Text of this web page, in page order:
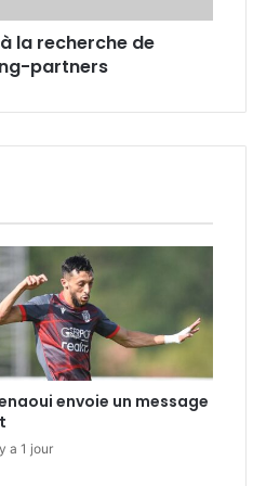
la recherche de
partners
envoie un message
a 1 jour